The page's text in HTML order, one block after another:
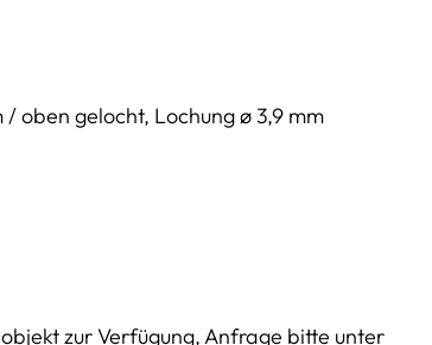
oben gelocht, Lochung ø 3,9 mm
zur Verfügung, Anfrage bitte unter